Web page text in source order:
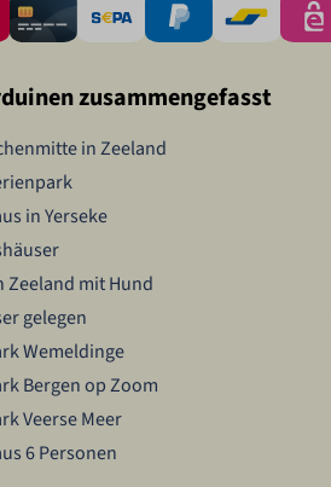
zusammengefasst
in Zeeland
in Yerseke
Zeeland mit Hund
gelegen
Wemeldinge
Bergen op Zoom
Veerse Meer
6 Personen